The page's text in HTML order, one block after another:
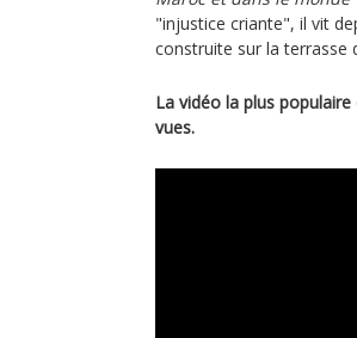
"injustice criante", il vit
construite sur la terrasse
La vidéo la plus
vues.